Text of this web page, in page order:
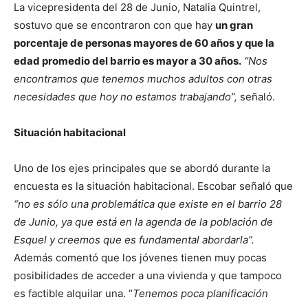
La vicepresidenta del 28 de Junio, Natalia Quintrel,
sostuvo que se encontraron con que hay un gran
porcentaje de personas mayores de 60 años y que la
edad promedio del barrio es mayor a 30 años. “Nos
encontramos que tenemos muchos adultos con otras
necesidades que hoy no estamos trabajando”, señaló.
Situación habitacional
Uno de los ejes principales que se abordó durante la
encuesta es la situación habitacional. Escobar señaló que
“no es sólo una problemática que existe en el barrio 28
de Junio, ya que está en la agenda de la población de
Esquel y creemos que es fundamental abordarla”.
Además comentó que los jóvenes tienen muy pocas
posibilidades de acceder a una vivienda y que tampoco
es factible alquilar una. “Tenemos poca planificación